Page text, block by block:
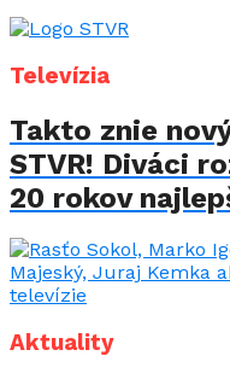
Televízia
Takto znie
STVR! Diváci
20 rokov
Aktuality